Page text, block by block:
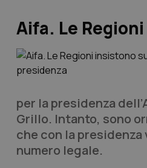
Aifa. Le
per la presidenza
Grillo. Intanto, sono
che con la
numero legale.